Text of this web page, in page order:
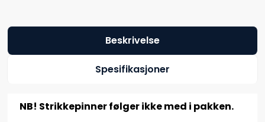
Beskrivelse
Spesifikasjoner
NB! Strikkepinner følger ikke med i pakken.